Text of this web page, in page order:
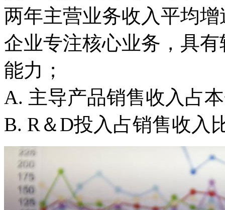
两年主营业务收入平均增
企业专注核心业务，具
能力；
A. 主导产品销售收入占
B. R＆D投入占销售收入